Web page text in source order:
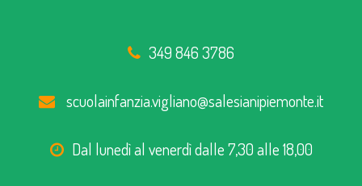
349 846 3786
scuolainfanzia.vigliano@salesianipiemonte.it
Dal lunedì al venerdì dalle 7,30 alle 18,00